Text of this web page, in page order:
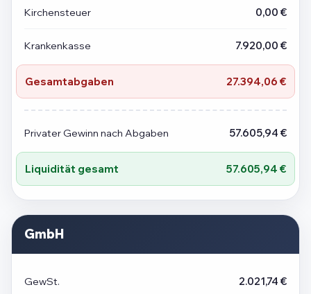
Kirchensteuer 0,00 €
Krankenkasse 7.920,00 €
Gesamtabgaben 27.394,06 €
Privater Gewinn nach Abgaben 57.605,94 €
Liquidität gesamt 57.605,94 €
GmbH
GewSt. 2.021,74 €